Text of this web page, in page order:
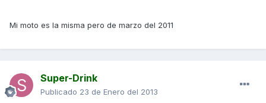
Mi moto es la misma pero de marzo del 2011
Super-Drink
Publicado 23 de Enero del 2013